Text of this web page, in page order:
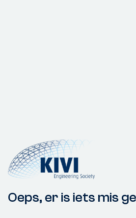
Oeps, er is iets mis